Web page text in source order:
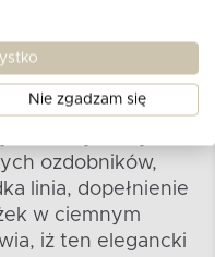
powiew
Do wyboru
kolorystycznych:
ozdobników,
linia, dopełnienie
w ciemnym
iż ten elegancki
Nie zgadzam się